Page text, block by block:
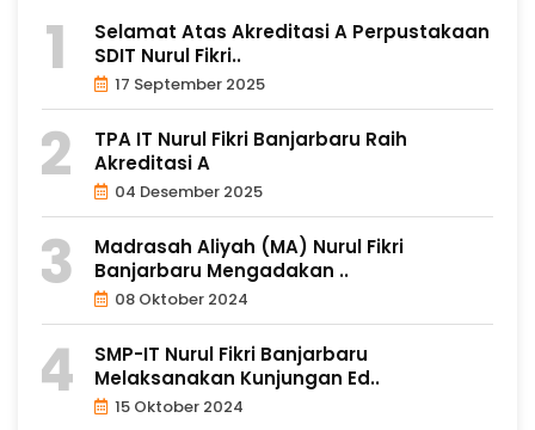
Selamat Atas Akreditasi A Perpustakaan
SDIT Nurul Fikri..
17 September 2025
TPA IT Nurul Fikri Banjarbaru Raih
Akreditasi A
04 Desember 2025
Madrasah Aliyah (MA) Nurul Fikri
Banjarbaru Mengadakan ..
08 Oktober 2024
SMP-IT Nurul Fikri Banjarbaru
Melaksanakan Kunjungan Ed..
15 Oktober 2024